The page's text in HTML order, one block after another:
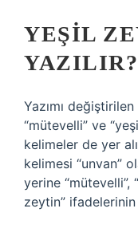
YEŞIL
YAZILIR?
Yazımı
“mütevelli” ve
kelimeler de yer
kelimesi “unvan”
yerine “mütevelli”,
zeytin” ifadelerinin